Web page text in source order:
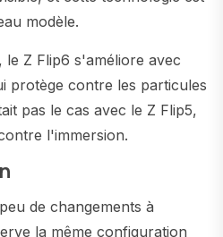
modèle.
le Z Flip6 s'améliore avec
protège contre les particules
pas le cas avec le Z Flip5,
l'immersion.
de changements à
la même configuration